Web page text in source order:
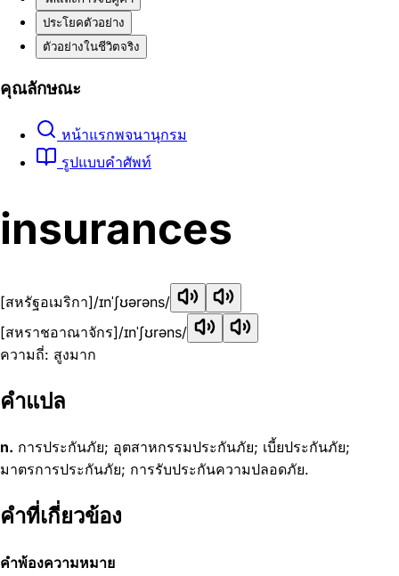
ประโยคตัวอย่าง
ตัวอย่างในชีวิตจริง
คุณลักษณะ
หน้าแรกพจนานุกรม
รูปแบบคำศัพท์
insurances
[สหรัฐอเมริกา]/ɪnˈʃʊərəns/
[สหราชอาณาจักร]/ɪnˈʃʊrəns/
ความถี่: สูงมาก
คำแปล
n. การประกันภัย; อุตสาหกรรมประกันภัย; เบี้ยประกันภัย;
มาตรการประกันภัย; การรับประกันความปลอดภัย.
คำที่เกี่ยวข้อง
คำพ้องความหมาย